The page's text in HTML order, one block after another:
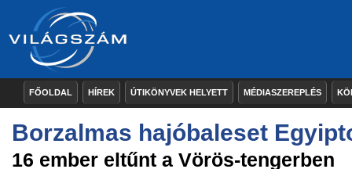
FŐOLDAL HÍREK ÚTIKÖNYVEK HELYETT MÉDIASZEREPLÉS
Borzalmas hajóbaleset
16 ember eltűnt a Vörös-tengerben